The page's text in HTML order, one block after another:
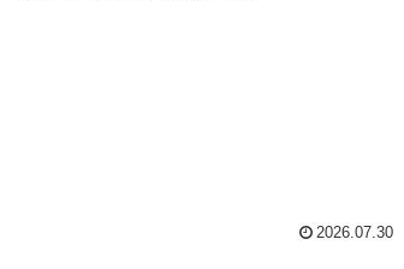
2026.07.30